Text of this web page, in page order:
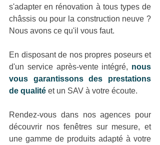
s'adapter en rénovation à tous types de
châssis ou pour la construction neuve ?
Nous avons ce qu'il vous faut.
En disposant de nos propres poseurs et
d'un service après-vente intégré, nous
vous garantissons des prestations
de qualité et un SAV à votre écoute.
Rendez-vous dans nos agences pour
découvrir nos fenêtres sur mesure, et
une gamme de produits adapté à votre